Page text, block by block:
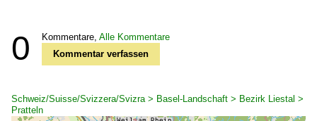
0 Kommentare, Alle Kommentare
Kommentar verfassen
Schweiz/Suisse/Svizzera/Svizra > Basel-Landschaft > Bezirk Liestal >
Pratteln